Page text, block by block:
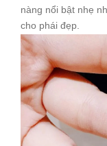
nàng nổi bật nhẹ
cho phái đẹp.